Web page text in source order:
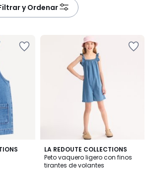
y Ordenar
LA REDOUTE COLLECTIONS
Peto vaquero ligero con finos
tirantes de volantes